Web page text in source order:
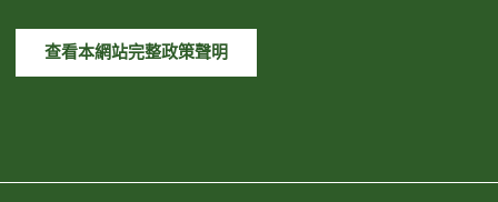
查看本網站完整政策聲明